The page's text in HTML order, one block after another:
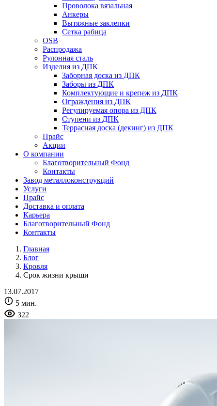
Проволока вязальная
Анкеры
Вытяжные заклепки
Сетка рабица
OSB
Распродажа
Рулонная сталь
Изделия из ДПК
Заборная доска из ДПК
Заборы из ДПК
Комплектующие и крепеж из ДПК
Ограждения из ДПК
Регулируемая опора из ДПК
Ступени из ДПК
Террасная доска (декинг) из ДПК
Прайс
Акции
О компании
Благотворительный Фонд
Контакты
Завод металлоконструкций
Услуги
Прайс
Доставка и оплата
Карьера
Благотворительный Фонд
Контакты
Главная
Блог
Кровля
Срок жизни крыши
13.07.2017
5 мин.
322